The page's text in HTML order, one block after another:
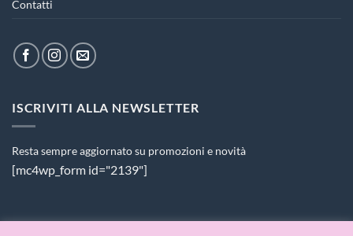
Contatti
ISCRIVITI ALLA NEWSLETTER
Resta sempre aggiornato su promozioni e novità
[mc4wp_form id="2139"]
PAGAMENTI ACCETTATI